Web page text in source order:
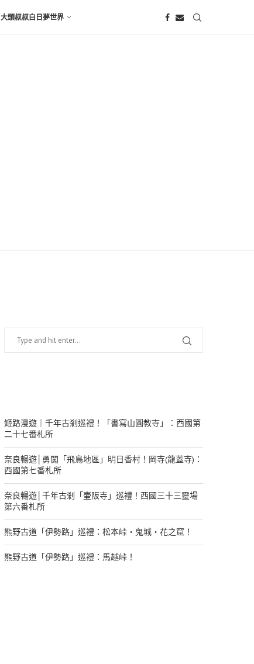
大頭叔叔白日夢世界
姬路漫遊｜千年古剎巡禮！「書寫山圓教寺」：西國第
二十七番札所
奈良暢遊│勇闖「飛鳥地區」明日香村！岡寺(龍蓋寺)：
西國第七番札所
奈良暢遊│千年古剎「壷阪寺」巡禮！西國三十三靈場
第六番札所
熊野古道「伊勢路」巡禮：松本峠・鬼城・花之窟！
熊野古道「伊勢路」巡禮：馬越峠！